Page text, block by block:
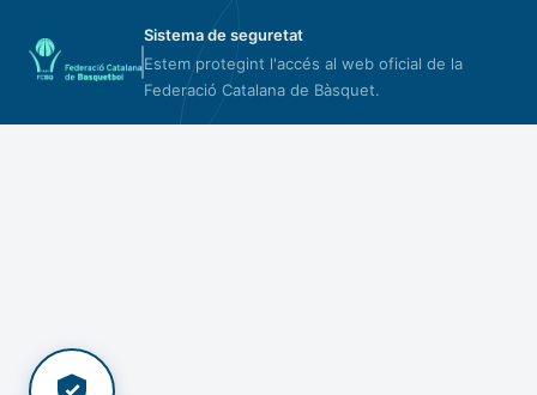
Sistema de seguretat
Estem protegint l'accés al web oficial de la
Federació Catalana de Bàsquet.